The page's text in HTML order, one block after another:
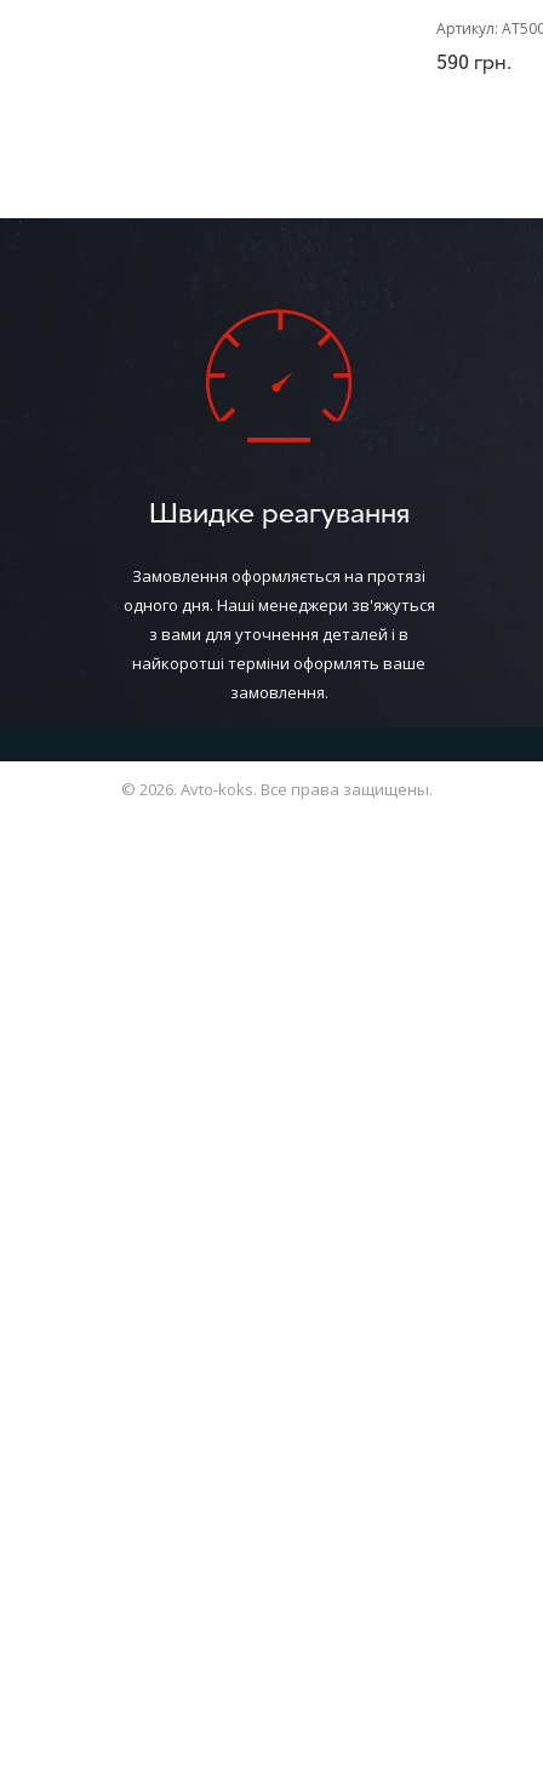
Артикул:
590 грн.
Швидке реагування
Замовлення оформляється на протязі
одного дня. Наші менеджери зв'яжуться
з вами для уточнення деталей і в
найкоротші терміни оформлять ваше
замовлення.
© 2026. Avto-koks. Все права защищены.